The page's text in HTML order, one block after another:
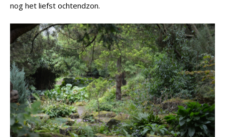
nog het liefst ochtendzon.